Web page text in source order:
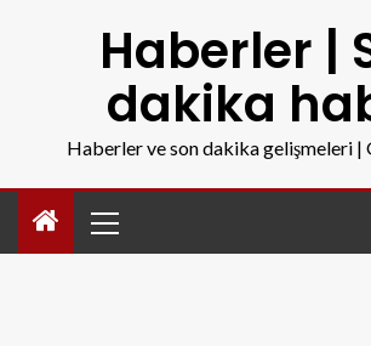
Haberler |
dakika
Haberler ve son dakika gelişmeleri |